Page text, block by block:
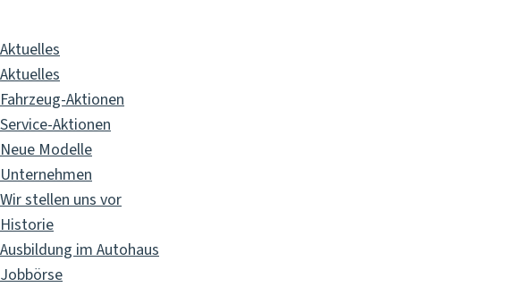
Aktuelles
Aktuelles
Fahrzeug-Aktionen
Service-Aktionen
Neue Modelle
Unternehmen
Wir stellen uns vor
Historie
Ausbildung im Autohaus
Jobbörse